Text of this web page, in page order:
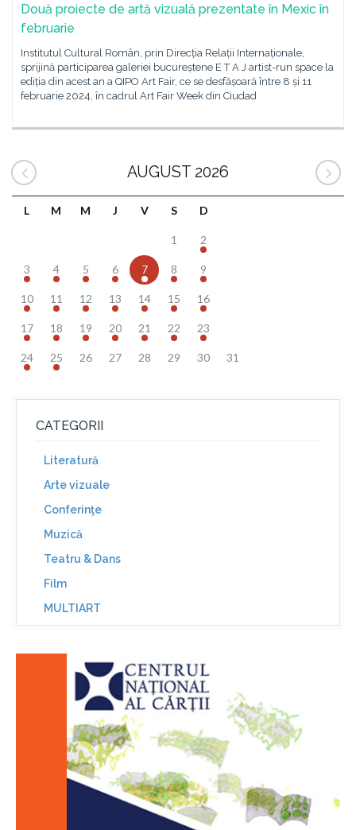
Două proiecte de artă vizuală prezentate în Mexic în
februarie
Institutul Cultural Român, prin Direcția Relații Internaționale,
sprijină participarea galeriei bucureștene E T A J artist-run space la
ediția din acest an a QIPO Art Fair, ce se desfășoară între 8 și 11
februarie 2024, în cadrul Art Fair Week din Ciudad
AUGUST 2026
L M M J V S D
1 2
3 4 5 6 7 8 9
10 11 12 13 14 15 16
17 18 19 20 21 22 23
24 25 26 27 28 29 30 31
CATEGORII
Literatură
Arte vizuale
Conferinţe
Muzică
Teatru & Dans
Film
MULTIART